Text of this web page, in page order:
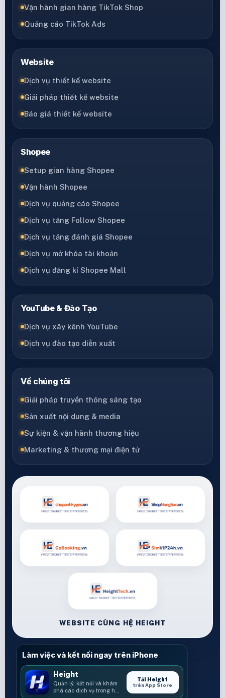
Vận hành gian hàng TikTok Shop
Quảng cáo TikTok Ads
Website
Dịch vụ thiết kế website
Giải pháp thiết kế website
Báo giá thiết kế website
Shopee
Setup gian hàng Shopee
Vận hành Shopee
Dịch vụ quảng cáo Shopee
Dịch vụ tăng Follow Shopee
Dịch vụ tăng đánh giá Shopee
Dịch vụ mở khóa tài khoản
Dịch vụ đăng kí Shopee Mall
YouTube & Đào Tạo
Dịch vụ xây kênh YouTube
Dịch vụ đào tạo diễn xuất
Về chúng tôi
Giải pháp truyền thông sáng tạo
Sản xuất nội dung & media
Sự kiện & vận hành thương hiệu
Marketing & thương mại điện tử
WEBSITE CÙNG HỆ HEIGHT
Làm việc và kết nối ngay trên iPhone
Height
Quản lý, kết nối và khám
phá các dịch vụ trong hệ
Tải Height
trên App Store